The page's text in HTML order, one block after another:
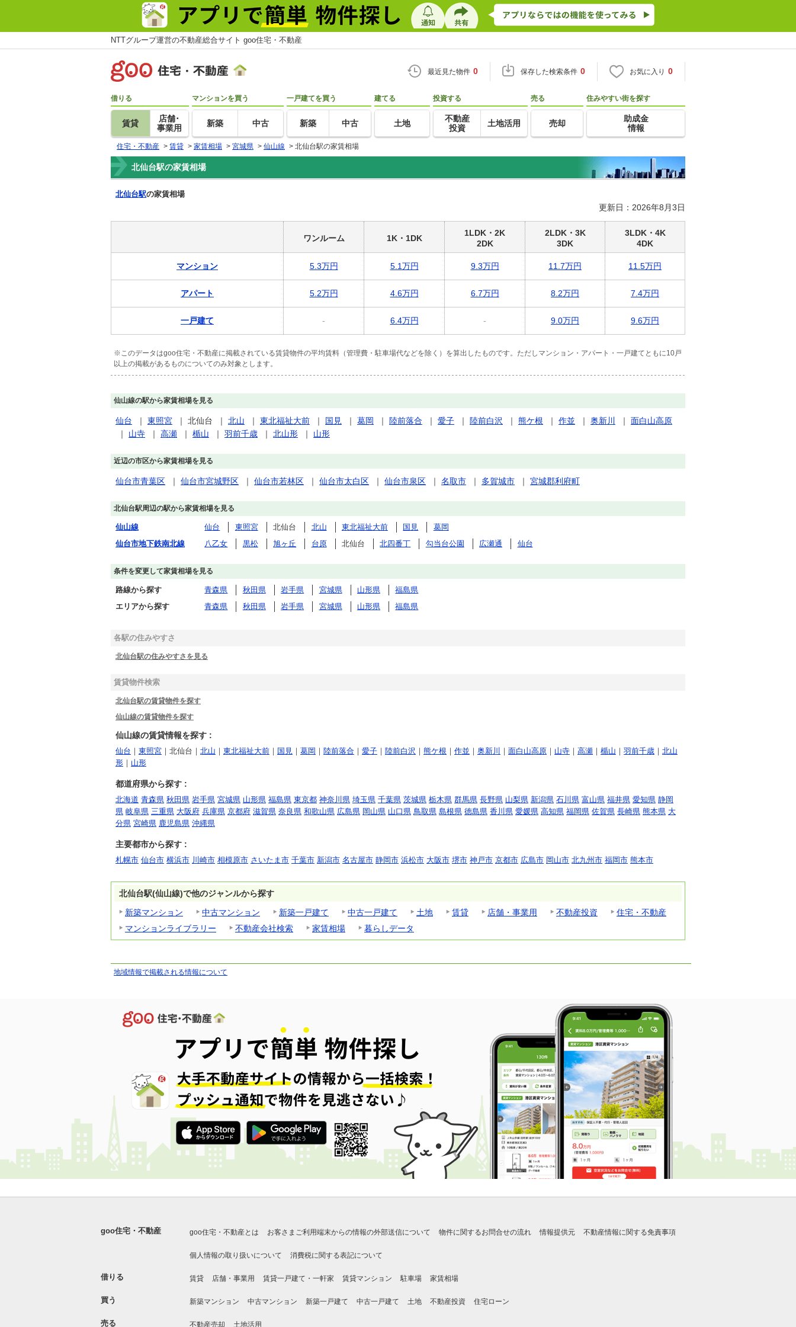
NTTグループ運営の不動産総合サイト goo住宅・不動産
最近見た物件 0 保存した検索条件 0 お気に入り 0
借りる
賃貸
店舗･
事業用
マンションを買う
新築 中古
一戸建てを買う
新築 中古
建てる
土地
投資する
不動産
投資
土地活用
売る
売却
住みやすい街を探す
助成金
情報
住宅・不動産 > 賃貸 > 家賃相場 > 宮城県 > 仙山線 > 北仙台駅の家賃相場
北仙台駅の家賃相場
北仙台駅の家賃相場
更新日：2026年8月3日
ワンルーム 1K・1DK
1LDK・2K
2DK
2LDK・3K
3DK
3LDK・4K
4DK
マンション 5.3万円 5.1万円 9.3万円 11.7万円 11.5万円
アパート 5.2万円 4.6万円 6.7万円 8.2万円 7.4万円
一戸建て - 6.4万円 - 9.0万円 9.6万円
※このデータはgoo住宅・不動産に掲載されている賃貸物件の平均賃料（管理費・駐車場代などを除く）を算出したものです。ただしマンション・アパート・一戸建てともに10戸
以上の掲載があるものについてのみ対象とします。
仙山線の駅から家賃相場を見る
仙台 ｜ 東照宮 ｜ 北仙台 ｜ 北山 ｜ 東北福祉大前 ｜ 国見 ｜ 葛岡 ｜ 陸前落合 ｜ 愛子 ｜ 陸前白沢 ｜ 熊ケ根 ｜ 作並 ｜ 奥新川 ｜ 面白山高原
｜ 山寺 ｜ 高瀬 ｜ 楯山 ｜ 羽前千歳 ｜ 北山形 ｜ 山形
近辺の市区から家賃相場を見る
仙台市青葉区 ｜ 仙台市宮城野区 ｜ 仙台市若林区 ｜ 仙台市太白区 ｜ 仙台市泉区 ｜ 名取市 ｜ 多賀城市 ｜ 宮城郡利府町
北仙台駅周辺の駅から家賃相場を見る
仙山線 仙台 東照宮 北仙台 北山 東北福祉大前 国見
葛岡
仙台市地下鉄南北線
八乙女 黒松 旭ヶ丘 台原 北仙台 北四番丁 勾当台公園 広瀬通 仙台
条件を変更して家賃相場を見る
路線から探す 青森県 秋田県 岩手県 宮城県 山形県
福島県
エリアから探す
青森県 秋田県 岩手県 宮城県 山形県 福島県
各駅の住みやすさ
北仙台駅の住みやすさを見る
賃貸物件検索
北仙台駅の賃貸物件を探す
仙山線の賃貸物件を探す
仙山線の賃貸情報を探す :
仙台 ｜ 東照宮 ｜北仙台｜ 北山 ｜ 東北福祉大前 ｜ 国見 ｜ 葛岡 ｜ 陸前落合 ｜ 愛子 ｜ 陸前白沢 ｜ 熊ケ根 ｜ 作並 ｜ 奥新川 ｜ 面白山高原 ｜ 山寺 ｜ 高瀬 ｜ 楯山 ｜ 羽前千歳 ｜ 北山
形 ｜ 山形
都道府県から探す :
北海道 青森県 秋田県 岩手県 宮城県 山形県 福島県 東京都 神奈川県 埼玉県 千葉県 茨城県 栃木県 群馬県 長野県 山梨県 新潟県 石川県 富山県 福井県 愛知県 静岡
県 岐阜県 三重県 大阪府 兵庫県 京都府 滋賀県 奈良県 和歌山県 広島県 岡山県 山口県 鳥取県 島根県 徳島県 香川県 愛媛県 高知県 福岡県 佐賀県 長崎県 熊本県 大
分県 宮崎県 鹿児島県 沖縄県
主要都市から探す :
札幌市 仙台市 横浜市 川崎市 相模原市 さいたま市 千葉市 新潟市 名古屋市 静岡市 浜松市 大阪市 堺市 神戸市 京都市 広島市 岡山市 北九州市 福岡市 熊本市
北仙台駅(仙山線)で他のジャンルから探す
新築マンション
中古マンション 新築一戸建て 中古一戸建て 土地 賃貸 店舗・事業用 不動産投資
住宅・不動産
マンションライブラリー
不動産会社検索 家賃相場 暮らしデータ
地域情報で掲載される情報について
goo住宅・不動産 goo住宅・不動産とは お客さまご利用端末からの情報の外部送信について 物件に関するお問合せの流れ 情報提供元 不動産情報に関する免責事項
個人情報の取り扱いについて 消費税に関する表記について
借りる 賃貸 店舗・事業用 賃貸一戸建て・一軒家 賃貸マンション 駐車場 家賃相場
買う 新築マンション 中古マンション 新築一戸建て 中古一戸建て 土地 不動産投資 住宅ローン
売る 不動産売却 土地活用